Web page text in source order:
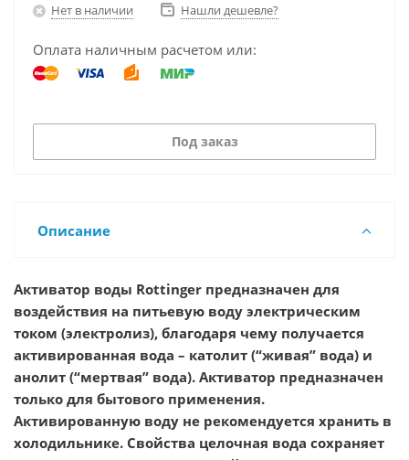
Нет в наличии Нашли дешевле?
Оплата наличным расчетом или:
Под заказ
Описание
Активатор воды Rottinger предназначен для
воздействия на питьевую воду электрическим
током (электролиз), благодаря чему получается
активированная вода – католит (“живая” вода) и
анолит (“мертвая” вода). Активатор предназначен
только для бытового применения.
Активированную воду не рекомендуется хранить в
холодильнике. Свойства целочная вода сохраняет